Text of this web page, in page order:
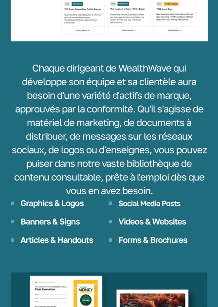
Chaque dirigeant de WealthWave qui
développe son équipe et sa clientèle aura
besoin d'une variété d'actifs de marque,
approuvés par la conformité. Qu'il s'agisse de
matériel de marketing, de documents à
distribuer, de messages sur les réseaux
sociaux, de logos ou d'enseignes, vous pouvez
puiser dans notre vaste bibliothèque de
contenu consultable, prête à l'emploi dès que
vous en avez besoin.